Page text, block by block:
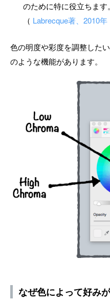
のために特に役立ちます。
（ Labrecque著、2010年
色の明度や彩度を調整した
のような機能があります。
なぜ色によって好み